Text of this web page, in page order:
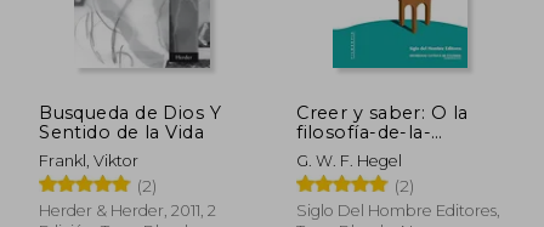
Busqueda de Dios Y
Sentido de la Vida
Frankl, Viktor
(2)
Herder & Herder, 2011, 2
Creer y saber: O la
filosofía-de-la-
reflexión de la
subjetividad en la
plenitud de sus
formas como filosofía
G. W. F. Hegel
(2)
Siglo Del Hombre Editores,